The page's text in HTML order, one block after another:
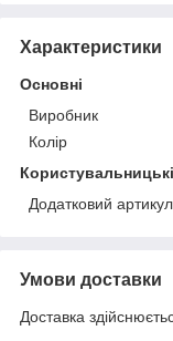
Характеристики
Основні
Виробник
Колір
Додатковий артикул
Умови доставки
Доставка